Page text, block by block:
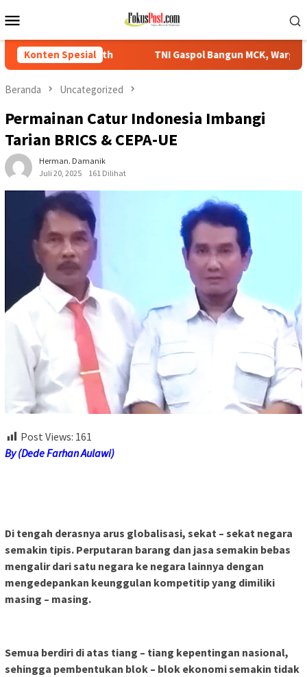
ke
Mobile
Konten Spesial
TNI Gaspol Bangun MCK, Warga Tikbary Segera Nikmati
Beranda Uncategorized
Permainan Catur Indonesia Imbangi
Tarian BRICS & CEPA-UE
Herman. Damanik
Juli 20, 2025
161 Dilihat
Post Views: 161
By (Dede Farhan Aulawi)
Di tengah derasnya arus globalisasi, sekat – sekat negara
semakin tipis. Perputaran barang dan jasa semakin bebas
mengalir dari satu negara ke negara lainnya dengan
mengedepankan keunggulan kompetitip yang dimiliki
masing – masing.
Semua berdiri di atas tiang – tiang kepentingan nasional,
sehingga pembentukan blok – blok ekonomi semakin tidak